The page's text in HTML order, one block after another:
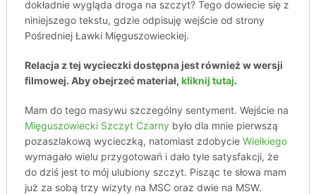
dokładnie wygląda droga na szczyt? Tego dowiecie się z
niniejszego tekstu, gdzie odpisuję wejście od strony
Pośredniej Ławki Mięguszowieckiej.
Relacja z tej wycieczki dostępna jest również w wersji
filmowej. Aby obejrzeć materiał, kliknij tutaj.
Mam do tego masywu szczególny sentyment. Wejście na
Mięguszowiecki Szczyt Czarnybyło dla mnie pierwszą
pozaszlakową wycieczką, natomiast zdobycie Wielkiego
wymagało wielu przygotowań i dało tyle satysfakcji, że
do dziś jest to mój ulubiony szczyt. Pisząc te słowa mam
już za sobą trzy wizyty na MSC oraz dwie na MSW.